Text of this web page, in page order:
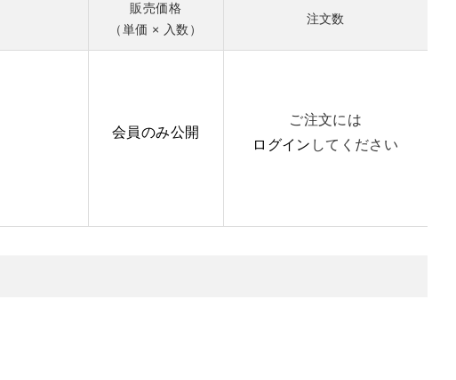
販売価格
（単価 × 入数）
注文数
会員のみ公開
ご注文には
ログイン してください